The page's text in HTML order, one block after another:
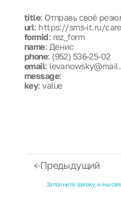
title: Отправь своё
url: https://sms-it.ru/
formid: rez_form
name: Денис
phone: (952) 536-25-02
email:
message:
key: value
Предыдущий
Заполните заявку, и мы